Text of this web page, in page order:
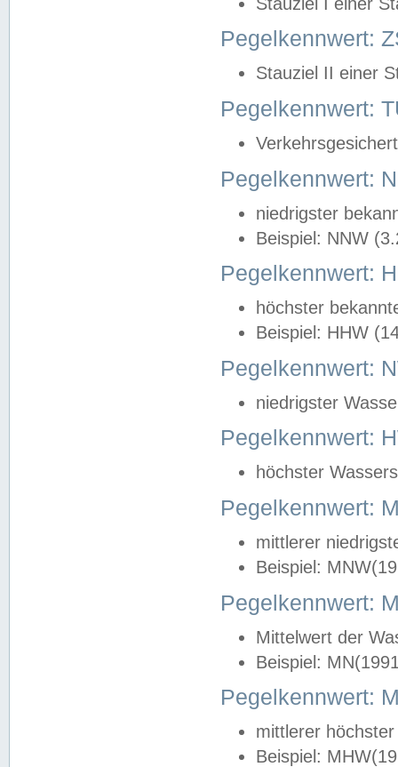
Pegelkennwert:
Stauziel II einer
Pegelkennwert:
Pegelkennwert:
niedrigster
Beispiel: NNW
Pegelkennwert:
höchster
Beispiel: HHW
Pegelkennwert:
niedrigster
Pegelkennwert:
höchster
Pegelkennwert:
mittlerer
Beispiel:
Pegelkennwert:
Mittelwert der
Beispiel:
Pegelkennwert:
mittlerer
Beispiel: